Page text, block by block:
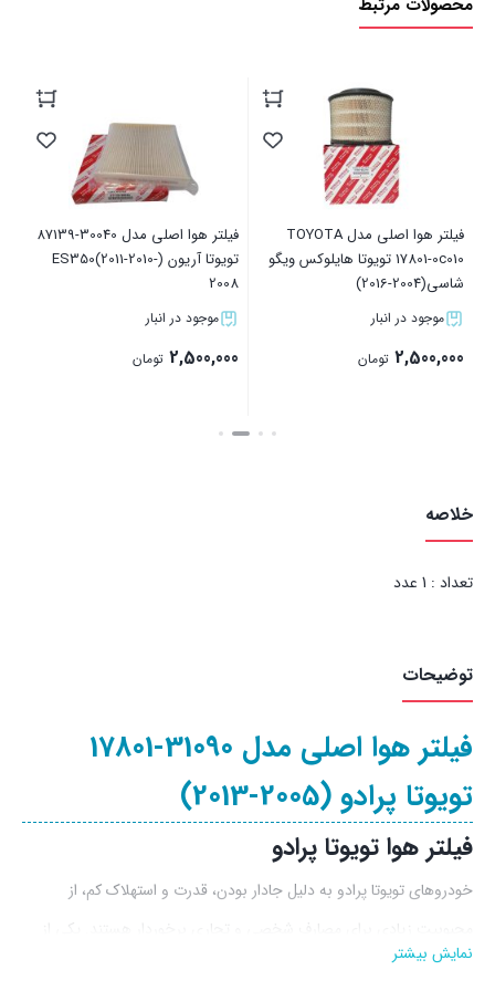
محصولات مرتبط
فیلتر هوا اصلی مدل TOYOTA
17801-0c010 تویوتا هایلوکس ویگو
شاسی(2004-2016)
موجود در انبار
2,500,000 تومان
فیلتر هوا اصلی مدل 30040-87139
تویوتا آریون (ES350(2011-2010-
2008
موجود در انبار
2,500,000 تومان
خلاصه
تعداد : 1 عدد
توضیحات
فیلتر هوا اصلی مدل 31090-17801
تویوتا پرادو (2005-2013)
فیلتر هوا تویوتا پرادو
خودروهای تویوتا پرادو به دلیل جادار بودن، قدرت و استهلاک کم، از
محبوبیت زیادی برای مصارف شخصی و تجاری برخوردار هستند. یکی از
عواملی که در عملکرد صحیح و طول عمر موتور این خودروها نقش حیاتی
نمایش بیشتر